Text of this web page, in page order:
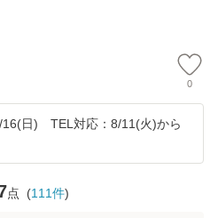
0
16(日) TEL対応：8/11(火)から
点 (111件)